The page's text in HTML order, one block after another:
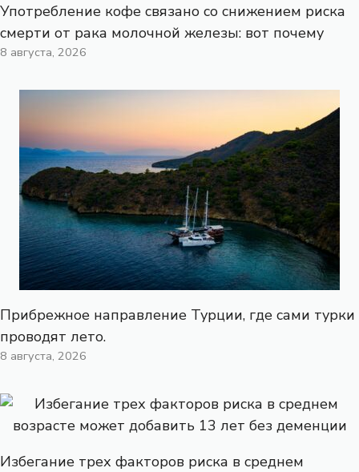
Употребление кофе связано со снижением риска
смерти от рака молочной железы: вот почему
8 августа, 2026
Прибрежное направление Турции, где сами турки
проводят лето.
8 августа, 2026
Избегание трех факторов риска в среднем